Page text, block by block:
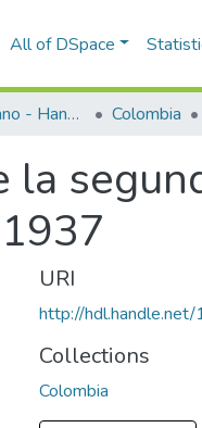
All of DSpace
Programas de mano - Hand programs Colombia
la
URI
http://
Collections
Colombia